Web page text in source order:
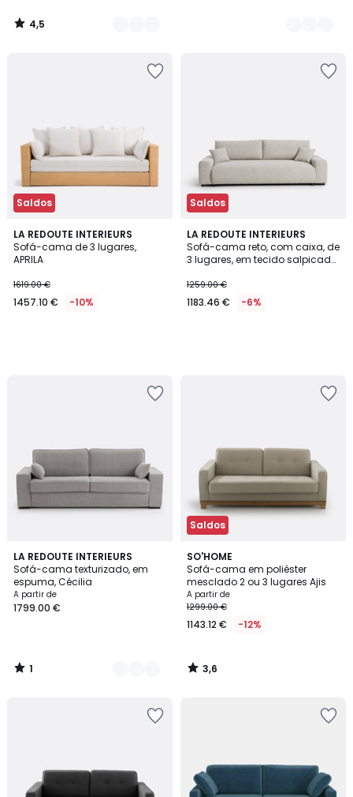
4,5
/
Saldos
LA REDOUTE INTERIEURS
Sofá-cama de 3 lugares,
APRILA
1619.00 €
1457.10 € -10%
Saldos
LA REDOUTE INTERIEURS
Sofá-cama reto, com caixa, de
3 lugares, em tecido salpicado,
1259.00 €
1183.46 € -6%
LA REDOUTE INTERIEURS
Sofá-cama texturizado, em
espuma, Cécilia
A partir de
1799.00 €
1
/
5
2
Cores
1
/
Saldos
SO'HOME
Sofá-cama em poliéster
mesclado 2 ou 3 lugares Ajis
A partir de
1299.00 €
1143.12 € -12%
3,6
/ 5
3,6
/